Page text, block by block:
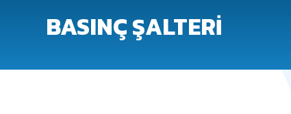
BASINÇ ŞALTERİ